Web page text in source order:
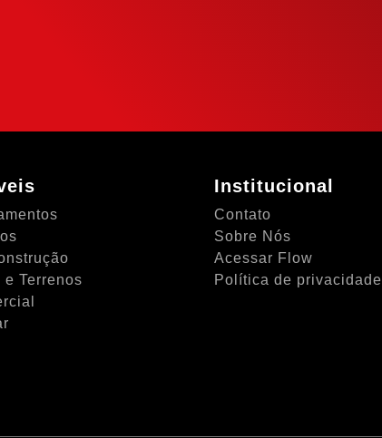
e Terrenos
Institucional
Contato
Sobre Nós
Acessar Flow
Política de privacidade